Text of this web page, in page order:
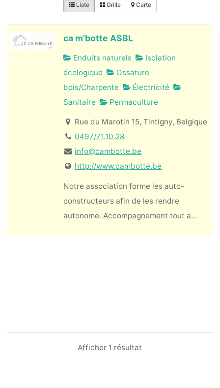
Liste Grille Carte
ca m'botte ASBL
Enduits naturels
Isolation
écologique
Ossature
bois/Charpente
Électricité
Sanitaire
Permaculture
Rue du Marotin 15, Tintigny, Belgique
0497/71.10.28
info@cambotte.be
http://www.cambotte.be
Notre association forme les auto-
constructeurs afin de les rendre
autonome. Accompagnement tout a...
Afficher 1 résultat